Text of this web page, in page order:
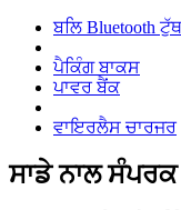
ਬਲਿ Bluetooth
ਪੈਕਿੰਗ ਬਾਕਸ
ਪਾਵਰ ਬੈਂਕ
ਵਾਇਰਲੈਸ ਚਾਰਜਰ
ਸਾਡੇ ਨਾਲ